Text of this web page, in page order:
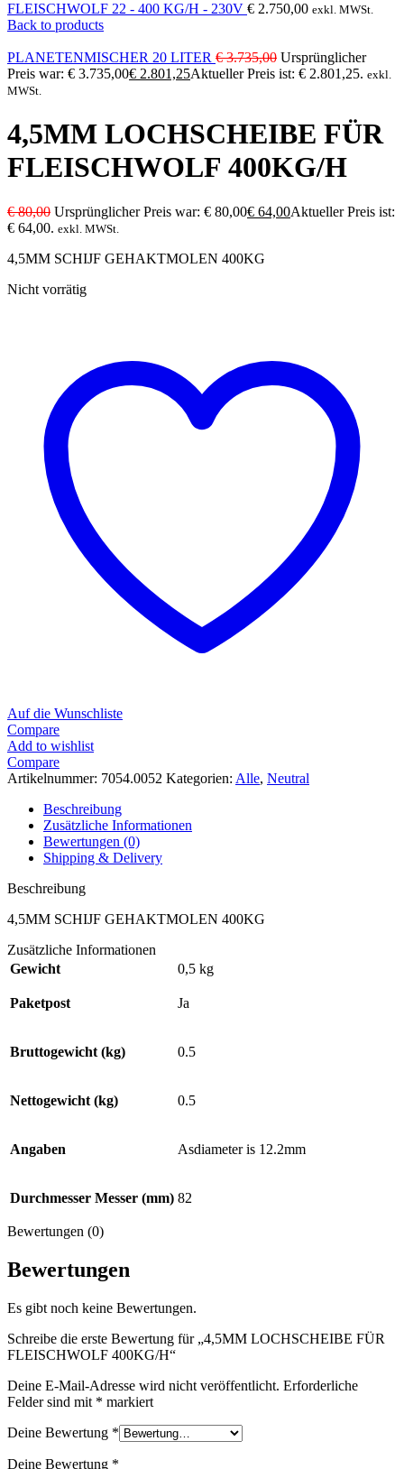
FLEISCHWOLF 22 - 400 KG/H - 230V € 2.750,00 exkl. MWSt.
Back to products
PLANETENMISCHER 20 LITER €3.735,00 Ursprünglicher
Preis war: € 3.735,00€ 2.801,25Aktueller Preis ist: € 2.801,25. exkl.
MWSt.
4,5MM LOCHSCHEIBE FÜR
FLEISCHWOLF 400KG/H
€80,00 Ursprünglicher Preis war: € 80,00€ 64,00Aktueller Preis ist:
€ 64,00. exkl. MWSt.
4,5MM SCHIJF GEHAKTMOLEN 400KG
Nicht vorrätig
Auf die Wunschliste
Compare
Add to wishlist
Compare
Artikelnummer: 7054.0052 Kategorien: Alle, Neutral
Beschreibung
Zusätzliche Informationen
Bewertungen (0)
Shipping & Delivery
Beschreibung
4,5MM SCHIJF GEHAKTMOLEN 400KG
Zusätzliche Informationen
Gewicht
0,5 kg
Paketpost Ja
Bruttogewicht (kg) 0.5
Nettogewicht (kg) 0.5
Angaben Asdiameter is 12.2mm
Durchmesser Messer (mm) 82
Bewertungen (0)
Bewertungen
Es gibt noch keine Bewertungen.
Schreibe die erste Bewertung für „4,5MM LOCHSCHEIBE FÜR
FLEISCHWOLF 400KG/H“
Deine E-Mail-Adresse wird nicht veröffentlicht. Erforderliche
Felder sind mit * markiert
Deine Bewertung *
Deine Bewertung *